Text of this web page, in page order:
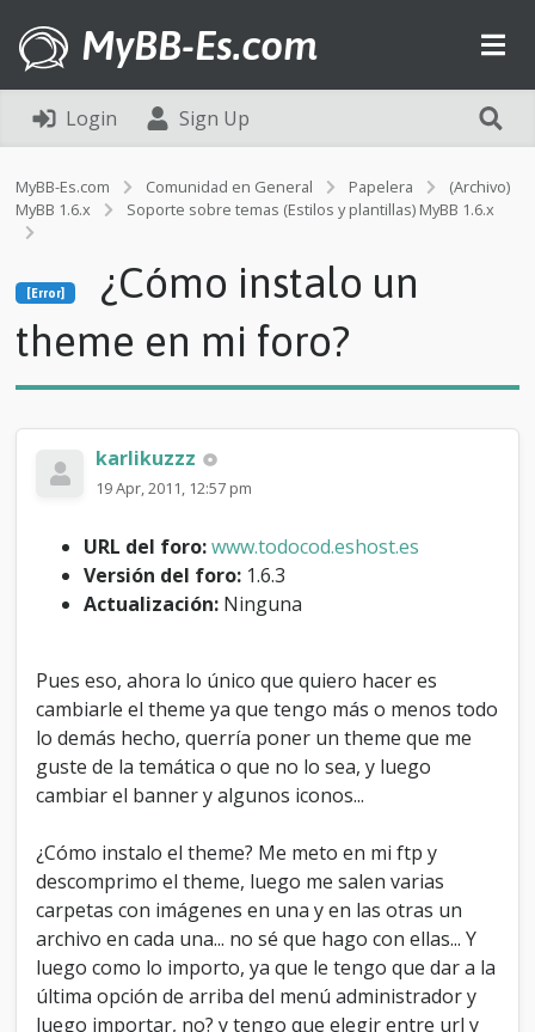
MyBB-Es.com
Login Sign Up
MyBB-Es.com Comunidad en General Papelera
(Archivo)
MyBB 1.6.x
Soporte sobre temas (Estilos y plantillas) MyBB 1.6.x
C
m
i
s
a
e
e
n
i
f
r
o
?
[Error]
¿Cómo instalo un
theme en mi foro?
karlikuzzz
19 Apr, 2011, 12:57 pm
URL del foro: www.todocod.eshost.es
Versión del foro: 1.6.3
Actualización: Ninguna
Pues eso, ahora lo único que quiero hacer es
cambiarle el theme ya que tengo más o menos todo
lo demás hecho, querría poner un theme que me
guste de la temática o que no lo sea, y luego
cambiar el banner y algunos iconos...
¿Cómo instalo el theme? Me meto en mi ftp y
descomprimo el theme, luego me salen varias
carpetas con imágenes en una y en las otras un
archivo en cada una... no sé que hago con ellas... Y
luego como lo importo, ya que le tengo que dar a la
última opción de arriba del menú administrador y
luego importar, no? y tengo que elegir entre url y